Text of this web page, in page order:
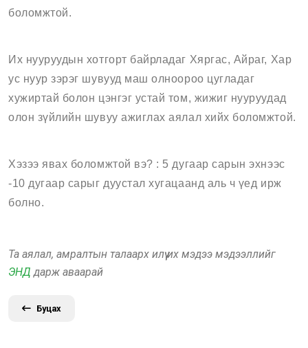
боломжтой.
Их нууруудын хотгорт байрладаг Хяргас, Айраг, Хар
ус нуур зэрэг шувууд маш олноороо цугладаг
хужиртай болон цэнгэг устай том, жижиг нууруудад
олон зүйлийн шувуу ажиглах аялал хийх боломжтой.
Хэзээ явах боломжтой вэ? : 5 дугаар сарын эхнээс
-10 дугаар сарыг дуустал хугацаанд аль ч үед ирж
болно.
Та аялал, амралтын талаарх илүү их мэдээ мэдээллийг
ЭНД дарж аваарай
Буцах